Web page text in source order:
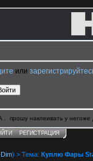
или
прошу наклеивать у негоже
РЕГИСТРАЦИЯ
) > Тема: Куплю Фары